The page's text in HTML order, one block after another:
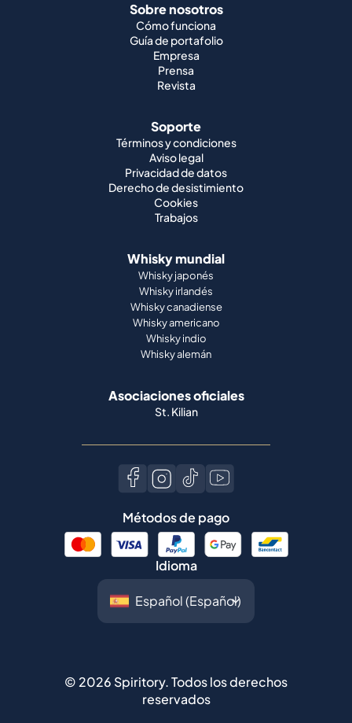
Sobre nosotros
Cómo funciona
Guía de portafolio
Empresa
Prensa
Revista
Soporte
Términos y condiciones
Aviso legal
Privacidad de datos
Derecho de desistimiento
Cookies
Trabajos
Whisky mundial
Whisky japonés
Whisky irlandés
Whisky canadiense
Whisky americano
Whisky indio
Whisky alemán
Asociaciones oficiales
St. Kilian
Métodos de pago
Idioma
© 2026 Spiritory.Todos los derechos
reservados